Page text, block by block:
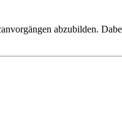
abzubilden.